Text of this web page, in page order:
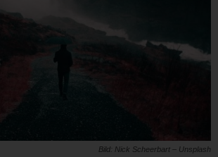
Bild: Nick Scheerbart – Unsplash